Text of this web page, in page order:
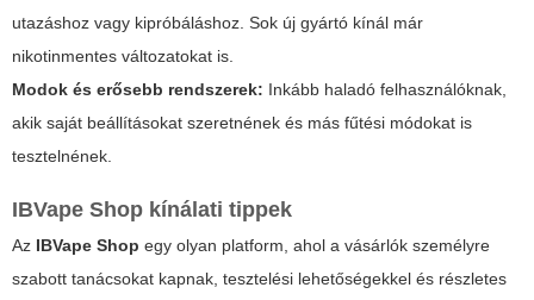
utazáshoz vagy kipróbáláshoz. Sok új gyártó kínál már
nikotinmentes változatokat is.
Modok és erősebb rendszerek: Inkább haladó felhasználóknak,
akik saját beállításokat szeretnének és más fűtési módokat is
tesztelnének.
IBVape Shop kínálati tippek
Az IBVape Shop egy olyan platform, ahol a vásárlók személyre
szabott tanácsokat kapnak, tesztelési lehetőségekkel és részletes